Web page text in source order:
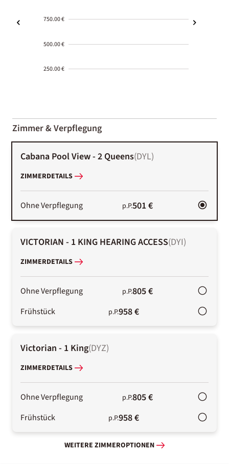
750.00 €
500.00 €
250.00 €
01-02
Zimmer & Verpflegung
Cabana Pool View - 2 Queens(DYL)
ZIMMERDETAILS
Ohne Verpflegung p.P.501 €
VICTORIAN - 1 KING HEARING ACCESS(DYI)
ZIMMERDETAILS
Ohne Verpflegung p.P.805 €
Frühstück p.P.958 €
Victorian - 1 King(DYZ)
ZIMMERDETAILS
Ohne Verpflegung p.P.805 €
Frühstück p.P.958 €
WEITERE ZIMMEROPTIONEN